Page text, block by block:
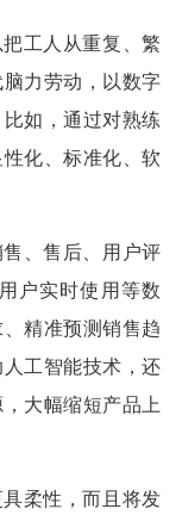
工人从重复、繁
力劳动，以数字
如，通过对熟练
化、标准化、软
、售后、用户评
户实时使用等数
精准预测销售趋
工智能技术，还
大幅缩短产品上
柔性，而且将发